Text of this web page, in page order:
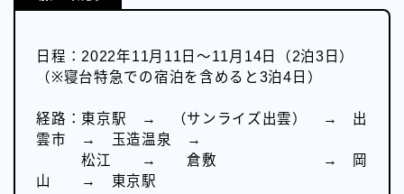
日程：2022年11月11日～11月14日（2泊3日）
（※寝台特急での宿泊を含めると3泊4日）
経路：東京駅 → （サンライズ出雲） → 出
雲市 → 玉造温泉 →
松江 → 倉敷 → 岡
山 → 東京駅